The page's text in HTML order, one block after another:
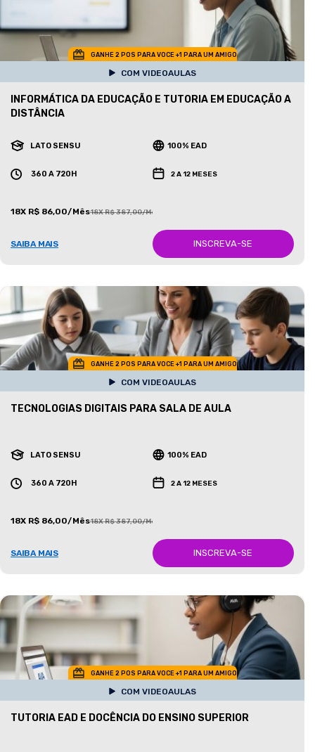
GANHE 2 POS PARA VOCE +1 PARA UM AMIGO
COM VIDEOAULAS
INFORMÁTICA DA EDUCAÇÃO E TUTORIA EM EDUCAÇÃO A
DISTÂNCIA
LATO SENSU 100% EAD
360 A 720H 2 A 12 MESES
18X R$ 86,00/Mês18X R$ 387,00/Mês
SAIBA MAIS INSCREVA-SE
GANHE 2 POS PARA VOCE +1 PARA UM AMIGO
COM VIDEOAULAS
TECNOLOGIAS DIGITAIS PARA SALA DE AULA
LATO SENSU 100% EAD
360 A 720H 2 A 12 MESES
18X R$ 86,00/Mês18X R$ 387,00/Mês
SAIBA MAIS INSCREVA-SE
GANHE 2 POS PARA VOCE +1 PARA UM AMIGO
COM VIDEOAULAS
TUTORIA EAD E DOCÊNCIA DO ENSINO SUPERIOR